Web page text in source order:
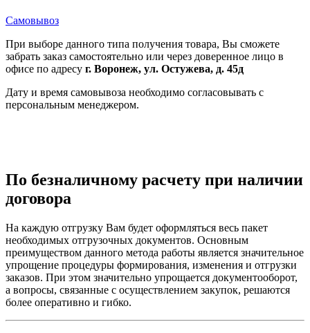
Самовывоз
При выборе данного типа получения товара, Вы сможете
забрать заказ самостоятельно или через доверенное лицо в
офисе по адресу г. Воронеж, ул. Остужева, д. 45д
Дату и время самовывоза необходимо согласовывать с
персональным менеджером.
По безналичному расчету при наличии
договора
На каждую отгрузку Вам будет оформляться весь пакет
необходимых отгрузочных документов. Основным
преимуществом данного метода работы является значительное
упрощение процедуры формирования, изменения и отгрузки
заказов. При этом значительно упрощается документооборот,
а вопросы, связанные с осуществлением закупок, решаются
более оперативно и гибко.